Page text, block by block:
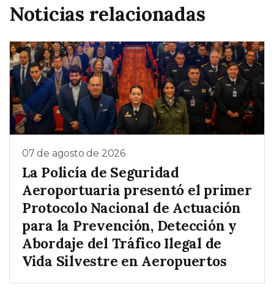
Noticias relacionadas
07 de agosto de 2026
La Policía de Seguridad
Aeroportuaria presentó el primer
Protocolo Nacional de Actuación
para la Prevención, Detección y
Abordaje del Tráfico Ilegal de
Vida Silvestre en Aeropuertos